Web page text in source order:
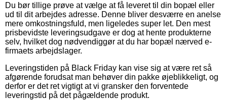
Du bør tillige prøve at vælge at få leveret til din bopæl eller
ud til dit arbejdes adresse. Denne bliver desværre en anelse
mere omkostningsfuld, men ligeledes super let. Den mest
prisbevidste leveringsudgave er dog at hente produkterne
selv, hvilket dog nødvendiggør at du har bopæl nærved e-
firmaets arbejdslager.
Leveringstiden på Black Friday kan vise sig at være ret så
afgørende forudsat man behøver din pakke øjeblikkeligt, og
derfor er det ret vigtigt at vi gransker den forventede
leveringstid på det pågældende produkt.